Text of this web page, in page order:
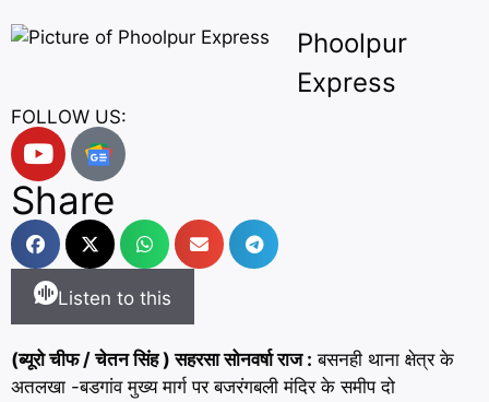
Phoolpur
Express
FOLLOW US:
Share
Listen to this
(ब्यूरो चीफ / चेतन सिंह ) सहरसा सोनवर्षा राज : बसनही थाना क्षेत्र के
अतलखा -बडगांव मुख्य मार्ग पर बजरंगबली मंदिर के समीप दो